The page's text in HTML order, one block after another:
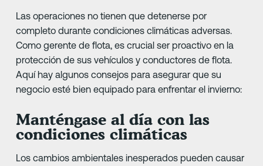
Las operaciones no tienen que detenerse por
completo durante condiciones climáticas adversas.
Como gerente de flota, es crucial ser proactivo en la
protección de sus vehículos y conductores de flota.
Aquí hay algunos consejos para asegurar que su
negocio esté bien equipado para enfrentar el invierno:
Manténgase al día con las
condiciones climáticas
Los cambios ambientales inesperados pueden causar